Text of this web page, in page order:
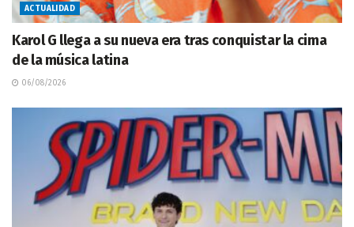
ACTUALIDAD
Karol G llega a su nueva era tras conquistar la cima
de la música latina
06/08/2026